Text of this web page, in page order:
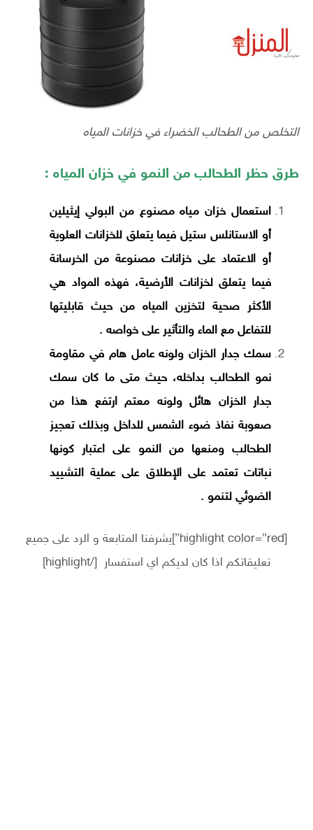
التخلص من الطحالب الخضراء في خزانات المياه
طرق حظر الطحالب من النمو في خزان المياه :
استعمال خزان مياه مصنوع من البولي إيثيلين
أو الاستانلس ستيل فيما يتعلق للخزانات العلوية
أو الاعتماد على خزانات مصنوعة من الخرسانة
فيما يتعلق لخزانات الأرضية، فهذه المواد هي
الأكثر صحية لتخزين المياه من حيث قابليتها
للتفاعل مع الماء والتأثير على خواصه .
سمك جدار الخزان ولونه عامل هام في مقاومة
نمو الطحالب بداخله، حيث متى ما كان سمك
جدار الخزان هائل ولونه معتم ارتفع هذا من
صعوبة نفاذ ضوء الشمس للداخل وبذلك تعجيز
الطحالب ومنعها من النمو على اعتبار كونها
نباتات تعتمد على الإطلاق على عملية التشييد
الضوئي لتنمو .
[highlight color=”red”]يشرفنا المتابعة و الرد على جميع
تعليقاتكم اذا كان لديكم اي استفسار [/highlight]